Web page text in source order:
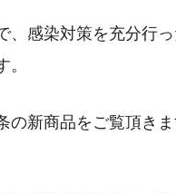
、感染対策を充分行
の新商品をご覧頂き